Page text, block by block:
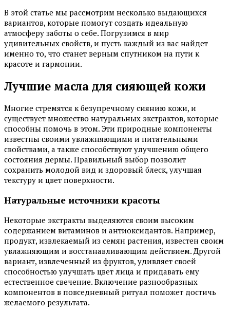
В этой статье мы рассмотрим несколько выдающихся
вариантов, которые помогут создать идеальную
атмосферу заботы о себе. Погрузимся в мир
удивительных свойств, и пусть каждый из вас найдет
именно то, что станет верным спутником на пути к
красоте и гармонии.
Лучшие масла для сияющей кожи
Многие стремятся к безупречному сиянию кожи, и
существует множество натуральных экстрактов, которые
способны помочь в этом. Эти природные компоненты
известны своими увлажняющими и питательными
свойствами, а также способствуют улучшению общего
состояния дермы. Правильный выбор позволит
сохранить молодой вид и здоровый блеск, улучшая
текстуру и цвет поверхности.
Натуральные источники красоты
Некоторые экстракты выделяются своим высоким
содержанием витаминов и антиоксидантов. Например,
продукт, извлекаемый из семян растения, известен своим
увлажняющим и восстанавливающим действием. Другой
вариант, извлеченный из фруктов, удивляет своей
способностью улучшать цвет лица и придавать ему
естественное свечение. Включение разнообразных
компонентов в повседневный ритуал поможет достичь
желаемого результата.